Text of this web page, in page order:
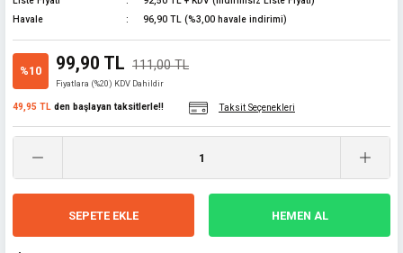
Havale
96,90 TL (%3,00 havale indirimi)
%10 99,90 TL 111,00 TL
Fiyatlara (%20) KDV Dahildir
49,95 TL den başlayan taksitlerle!! Taksit Seçenekleri
SEPETE EKLE HEMEN AL